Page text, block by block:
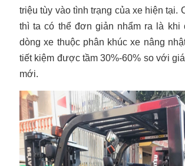
triệu tùy vào tình trạng của xe hiện tại.
thì ta có thể đơn giản nhẩm ra là khi
dòng xe thuộc phân khúc xe nâng
tiết kiệm được tầm 30%-60% so với
mới.